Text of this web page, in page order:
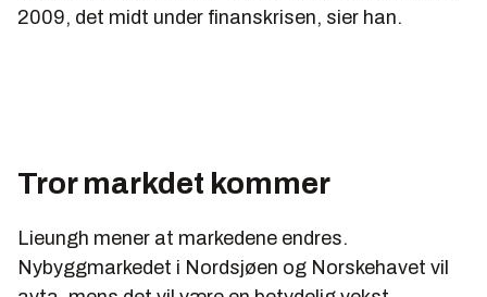
2009, det midt under finanskrisen, sier han.
Tror markdet kommer
Lieungh mener at markedene endres.
Nybyggmarkedet i Nordsjøen og Norskehavet vil